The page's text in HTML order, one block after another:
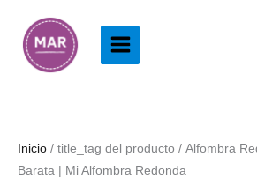
contenido
Inicio / title_tag del producto / Alfombra
Barata | Mi Alfombra Redonda